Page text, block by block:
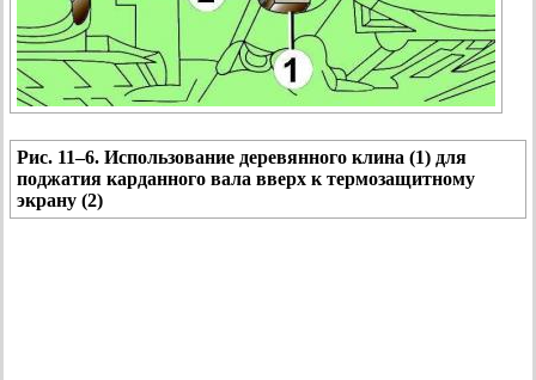
Рис. 11–6. Использование деревянного клина (1) для
поджатия карданного вала вверх к термозащитному
экрану (2)